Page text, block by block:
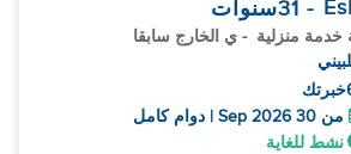
- 31 سنوات
خدمة منزلية - ي الخارج سابقا
من 30 Sep 2026 | دوام كامل
نشط للغاية